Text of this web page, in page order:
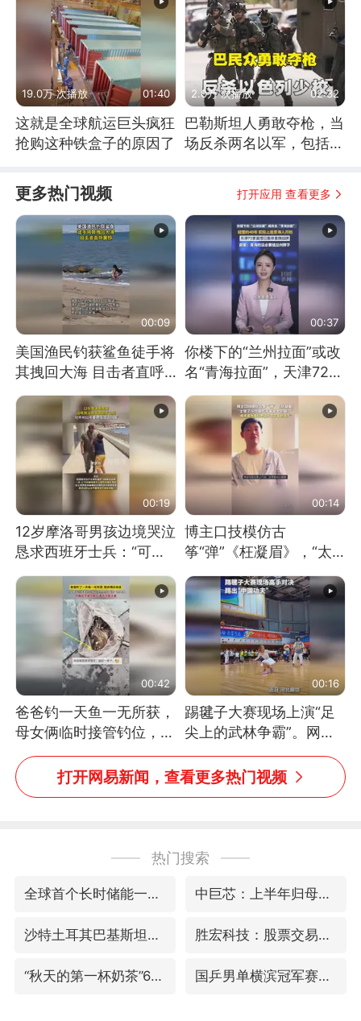
19.0万 次播放 01:40
这就是全球航运巨头疯狂
抢购这种铁盒子的原因了
2.0万 次播放 02:32
巴勒斯坦人勇敢夺枪，当
场反杀两名以军，包括一
更多热门视频 打开应用 查看更多
00:09
美国渔民钓获鲨鱼徒手将
其拽回大海 目击者直呼
震惊 （视频来源：参考
消息）
00:37
你楼下的“兰州拉面”或改
名“青海拉面”，天津72家
面馆已集体更换招牌
00:19
12岁摩洛哥男孩边境哭泣
恳求西班牙士兵：“可不
可以不要把我遣返回国”
00:14
博主口技模仿古
筝“弹”《枉凝眉》，“太
像了～你是吃古筝长大的
吗？”“或将成为首位考级
不带古筝的选手。”（来
源：新华每日电讯）
00:42
爸爸钓一天鱼一无所获，
母女俩临时接管钓位，用
玩具鱼竿钓上大鱼
00:16
踢毽子大赛现场上演“足
尖上的武林争霸”。网
友：这哪是踢毽子，分明
是武侠片现场！#睡个好
打开网易新闻，查看更多热门视频
热门搜索
全球首个长时储能一体化产业园量产 中巨芯：上半年归母净利润1405.77万元
沙特土耳其巴基斯坦签署共同防务协议 胜宏科技：股票交易异常波动
“秋天的第一杯奶茶”6岁了 国乒男单横滨冠军赛全军覆没